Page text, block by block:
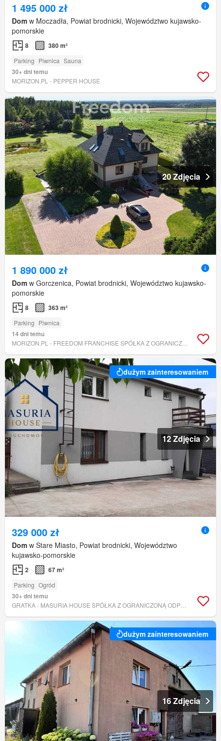
1 495 000 zł
Dom w Moczadła, Powiat brodnicki, Województwo kujawsko-
pomorskie
8 380 m²
Parking Piwnica Sauna
30+ dni temu
MORIZON.PL - PEPPER HOUSE
20 Zdjęcia
1 890 000 zł
Dom w Gorczenica, Powiat brodnicki, Województwo kujawsko-
pomorskie
8 363 m²
Parking Piwnica
14 dni temu
dużym zainteresowaniem
12 Zdjęcia
329 000 zł
Dom w Stare Miasto, Powiat brodnicki, Województwo
kujawsko-pomorskie
2 67 m²
Parking Ogród
30+ dni temu
dużym zainteresowaniem
16 Zdjęcia